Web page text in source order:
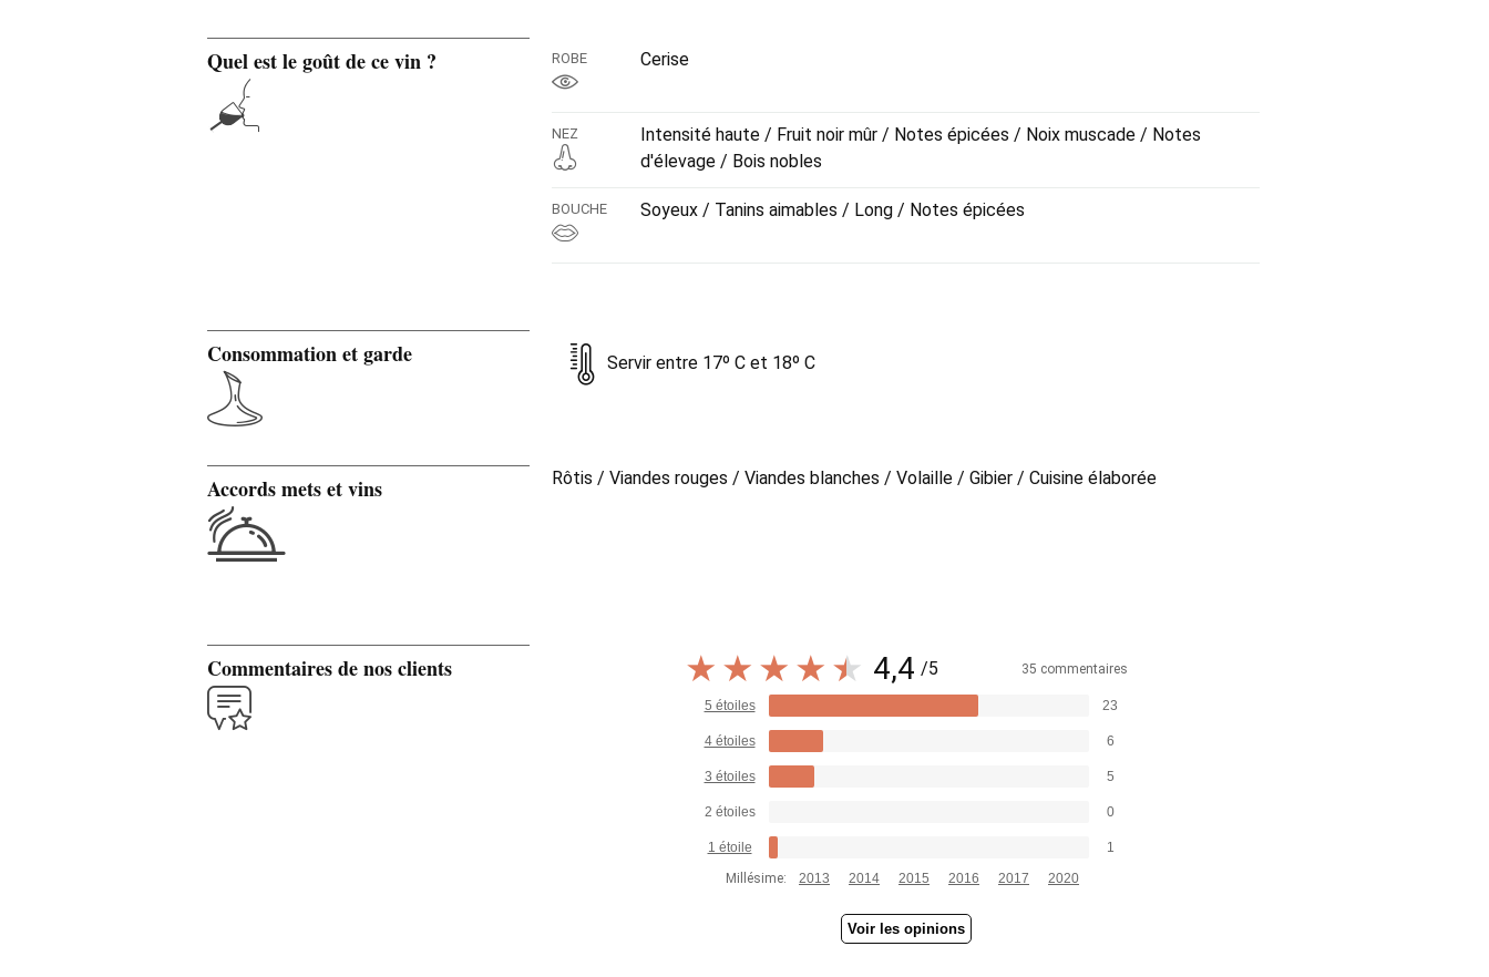
Quel est le goût de ce vin ? ROBE Cerise
NEZ
Intensité haute / Fruit noir mûr / Notes épicées / Noix muscade / Notes
d'élevage / Bois nobles
BOUCHE Soyeux / Tanins aimables / Long / Notes épicées
Consommation et garde Servir entre 17º C et 18º C
Accords mets et vins Rôtis / Viandes rouges / Viandes blanches / Volaille / Gibier / Cuisine élaborée
Commentaires de nos clients 4,4 /5 35 commentaires
5 étoiles 23
4 étoiles 6
3 étoiles 5
2 étoiles 0
1 étoile
1
Millésime:
2013 2014 2015 2016 2017 2020
Voir les opinions